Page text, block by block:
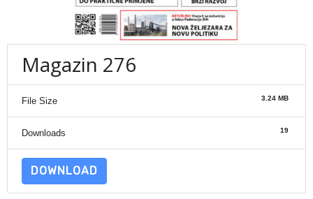
Magazin 276
File Size 3.24 MB
Downloads 19
DOWNLOAD